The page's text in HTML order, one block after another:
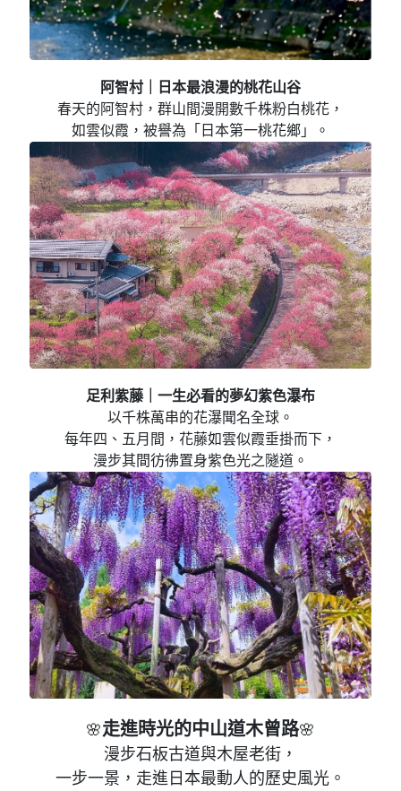
阿智村｜日本最浪漫的桃花山谷
春天的阿智村，群山間漫開數千株粉白桃花，
如雲似霞，被譽為「日本第一桃花鄉」。
足利紫藤｜一生必看的夢幻紫色瀑布
以千株萬串的花瀑聞名全球。
每年四、五月間，花藤如雲似霞垂掛而下，
漫步其間彷彿置身紫色光之隧道。
🌸走進時光的中山道木曾路🌸
漫步石板古道與木屋老街，
一步一景，走進日本最動人的歷史風光。